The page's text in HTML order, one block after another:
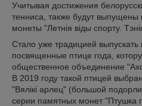
Учитывая достижения
тенниса, также будут
монеты "Летнія віды спорту.
Стало уже традицией
посвященные птице года,
общественное объединение
В 2019 году такой птицей
"Вялікі арлец" (большой
серии памятных монет "Птушка